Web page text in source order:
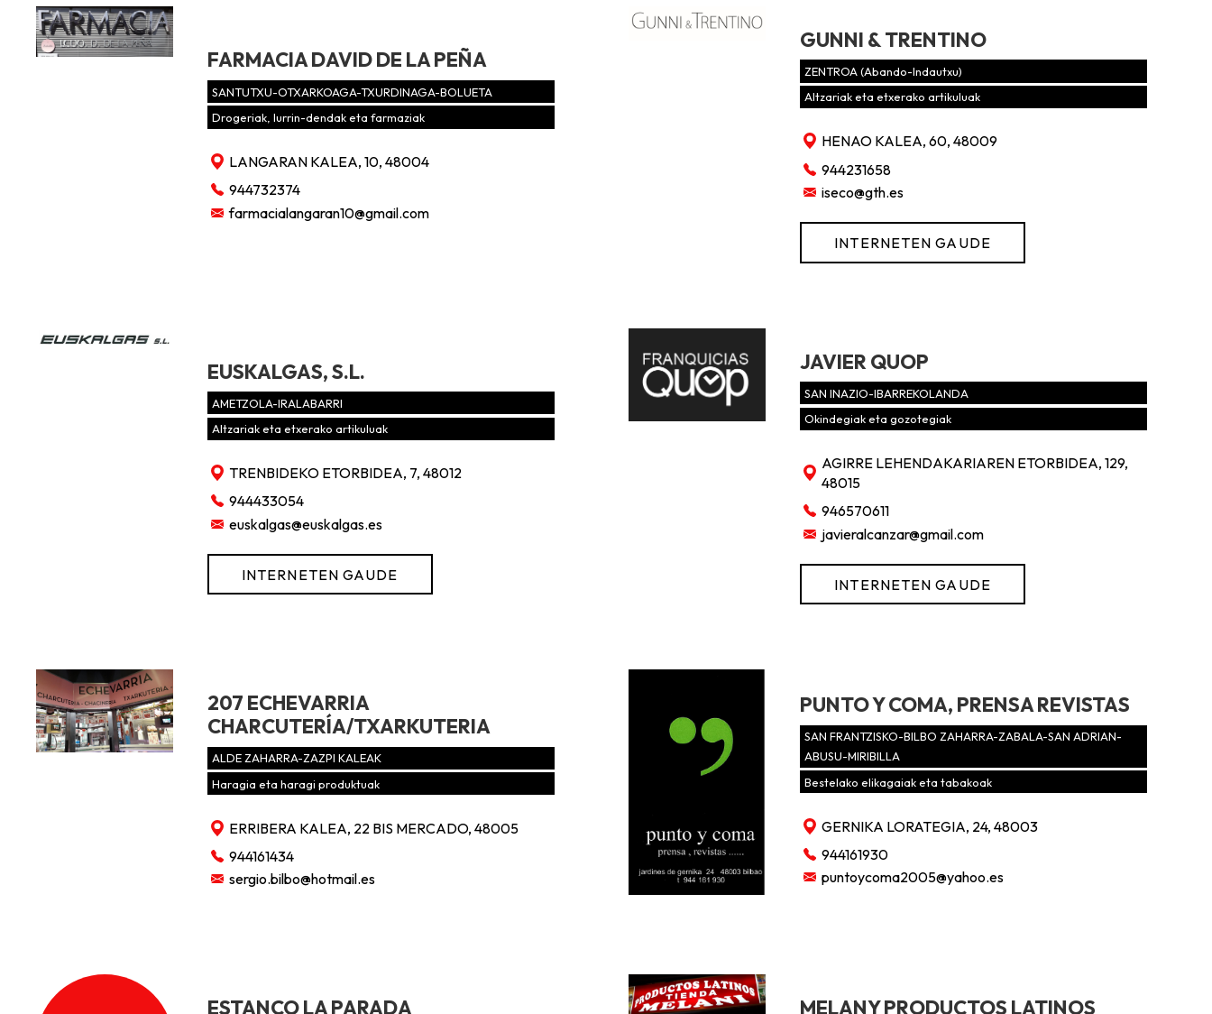
FARMACIA DAVID DE LA PEÑA
SANTUTXU-OTXARKOAGA-TXURDINAGA-BOLUETA
Drogeriak, lurrin-dendak eta farmaziak
LANGARAN KALEA, 10, 48004
944732374
farmacialangaran10@gmail.com
GUNNI & TRENTINO
ZENTROA (Abando-Indautxu)
Altzariak eta etxerako artikuluak
HENAO KALEA, 60, 48009
944231658
iseco@gth.es
INTERNETEN GAUDE
EUSKALGAS, S.L.
AMETZOLA-IRALABARRI
Altzariak eta etxerako artikuluak
TRENBIDEKO ETORBIDEA, 7, 48012
944433054
euskalgas@euskalgas.es
INTERNETEN GAUDE
JAVIER QUOP
SAN INAZIO-IBARREKOLANDA
Okindegiak eta gozotegiak
AGIRRE LEHENDAKARIAREN ETORBIDEA, 129,
48015
946570611
javieralcanzar@gmail.com
INTERNETEN GAUDE
207 ECHEVARRIA
CHARCUTERÍA/TXARKUTERIA
ALDE ZAHARRA-ZAZPI KALEAK
Haragia eta haragi produktuak
ERRIBERA KALEA, 22 BIS MERCADO, 48005
944161434
sergio.bilbo@hotmail.es
PUNTO Y COMA, PRENSA REVISTAS
SAN FRANTZISKO-BILBO ZAHARRA-ZABALA-SAN ADRIAN-
ABUSU-MIRIBILLA
Bestelako elikagaiak eta tabakoak
GERNIKA LORATEGIA, 24, 48003
944161930
puntoycoma2005@yahoo.es
ESTANCO LA PARADA MELANY PRODUCTOS LATINOS